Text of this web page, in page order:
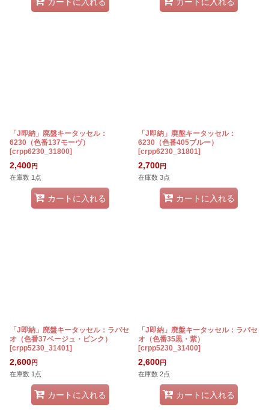
「J即納」廃盤キータッセル：
6230（色番137モーヴ）
[crpp6230_31800]
2,400円
在庫数 1点
カートに入れる
「J即納」廃盤キータッセル：
6230（色番405ブルー）
[crpp6230_31801]
2,700円
在庫数 3点
カートに入れる
「J即納」廃盤キータッセル：ラパセ
オ（色番37ベージュ・ピンク）
[crpp5230_31401]
2,600円
在庫数 1点
カートに入れる
「J即納」廃盤キータッセル：ラパセ
オ（色番35黒・紫）
[crpp5230_31400]
2,600円
在庫数 2点
カートに入れる